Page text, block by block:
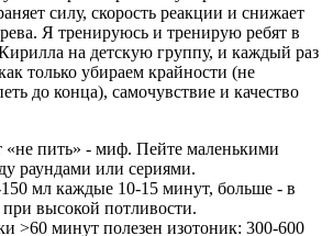
силу, скорость реакции и снижает
Я тренируюсь и тренирую ребят в
на детскую группу, и каждый раз
только убираем крайности (не
до конца), самочувствие и качество
«не пить» - миф. Пейте маленькими
раундами или сериями.
мл каждые 10-15 минут, больше - в
высокой потливости.
>60 минут полезен изотоник: 300-600